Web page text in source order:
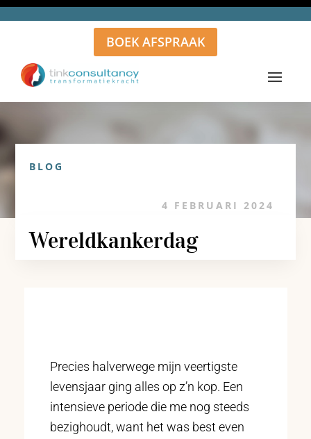
BOEK AFSPRAAK
BLOG
4 FEBRUARI 2024
Wereldkankerdag
Precies halverwege mijn veertigste
levensjaar ging alles op z’n kop. Een
intensieve periode die me nog steeds
bezighoudt, want het was best even